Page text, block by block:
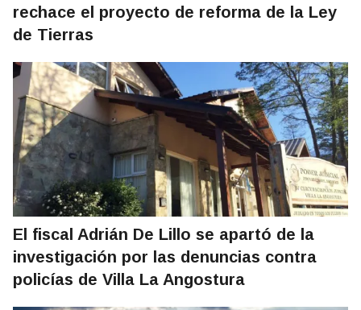
rechace el proyecto de reforma de la Ley
de Tierras
El fiscal Adrián De Lillo se apartó de la
investigación por las denuncias contra
policías de Villa La Angostura